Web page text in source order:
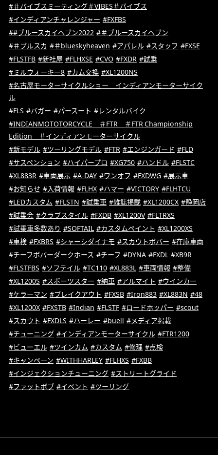
#＃バイブスミーティング＃VIBES＃バイブス
#インディアンチャレンジャー #FXFBS
##ブルースカイヘブン2022 #＃ブルースカイヘブン
#＃ブルスカ #＃blueskyheaven #アパレル #スタッフ #FXSE
#FLSTFB #新社屋 #FLHXSE #CVO #FXDR #試乗
#ミルウォーキー8 #カム交換 #XL1200NS
#名古屋モーターサイクルショー インディアンモーターサイク
ル
#FLS #バガー #パースート #レンタルバイク
#INDIANMOTOTORCYCLE ＃FTR ＃FTR Championship
Edition ＃インディアンモーターサイクル
#新モデル #ツーリングモデル #FTR #エンジンガード #FLD
#サスペンション #ハイパープロ #XG750 #ハンドル #FLSTC
#XL883R #車両展示 #A-DAY #ワンオフ #FXDWG #展示車
#お知らせ #入荷情報 #FLHX #ハマー #VICTORY #FLHTCU
#LEDカスタム #FLSTN #試乗車 #雑誌掲載 #XL1200CX #静岡店
#試乗会 #クラブスタイル #FXDB #XL1200V #FLTRXS
#試乗車多数あり #SOFTAIL #カスタムペイント #XL1200XS
#車検 #FXBRS #シャーシダイナモ #スカウトボバー #在庫車両
#チーフボバーダークホース #チーフ #DYNA #FXDL #XB9R
#FLSTFBS #ソフテイル #TC110 #XL883L #車両情報 #整備
#XL1200S #スポーツスター #納車 #アルマイト #ウインカー
#ケラーマン #ブレイクアウト #FXSB #Iron883 #XL883N #48
#XL1200X #FXSTB #Indian #FLSTF #ロードホッパー #scout
#スカウト #FXDLS #ハーレー #buell #メディア掲載
#チューニング #インディアンモーターサイクル #FTR1200
#ビューエル #ツインカム #カスタム #修理 #点検
#キャンペーン #WITHHARLEY #FLHXS #FXBB
#インジェクションチューニング #ストリートグライド
#ファットボブ #イベント #ツーリング